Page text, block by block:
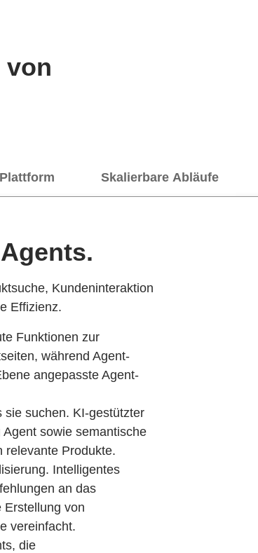
von
Skalierbare Abläufe
Kundeninteraktion
Effizienz.
Funktionen zur
während Agent-
angepasste Agent-
sie suchen. KI-gestützter
sowie semantische
relevante Produkte.
Intelligentes
an das
Erstellung von
vereinfacht.
die